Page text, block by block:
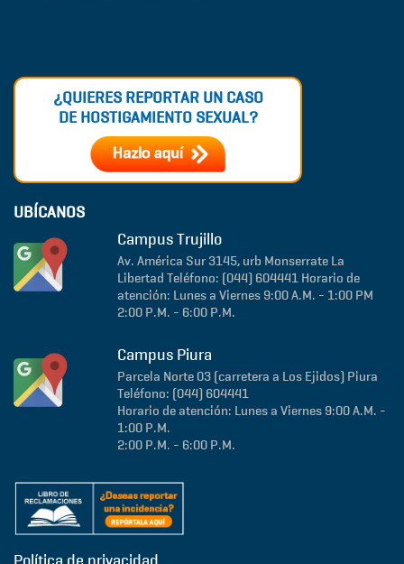
¿QUIERES REPORTAR UN CASO
DE HOSTIGAMIENTO SEXUAL?
UBÍCANOS
Campus Trujillo
Av. América Sur 3145, urb Monserrate La
Libertad Teléfono: (044) 604441 Horario de
atención: Lunes a Viernes 9:00 A.M. - 1:00 PM
2:00 P.M. - 6:00 P.M.
Campus Piura
Parcela Norte 03 (carretera a Los Ejidos) Piura
Teléfono: (044) 604441
Horario de atención: Lunes a Viernes 9:00 A.M. -
1:00 P.M.
2:00 P.M. - 6:00 P.M.
Política de privacidad